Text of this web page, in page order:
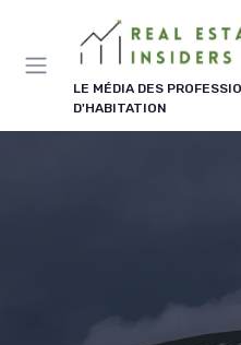
LE MÉDIA DES
D'HABITATION